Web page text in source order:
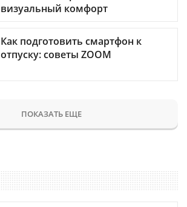
визуальный комфорт
Как подготовить смартфон к
отпуску: советы ZOOM
ПОКАЗАТЬ ЕЩЕ